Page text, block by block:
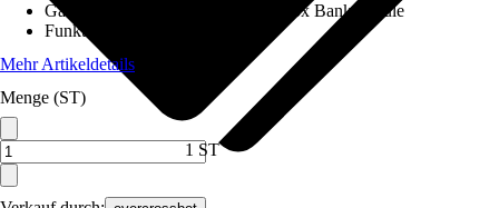
Gartenmöbelset besteht aus
Tisch, 3x Bankmodule
Funktionen
Mehr Artikeldetails
Menge (ST)
1 ST